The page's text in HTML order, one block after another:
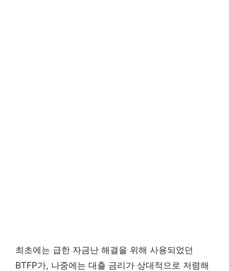
최초에는 급한 자금난 해결을 위해 사용되었던
BTFP가, 나중에는 대출 금리가 상대적으로 저렴해